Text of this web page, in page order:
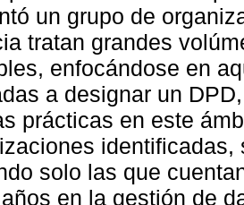
un grupo de
tratan grandes
enfocándose en
a designar un
prácticas en este
solo las que
en la gestión de